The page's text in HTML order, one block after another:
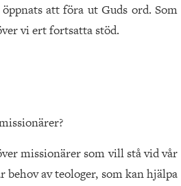
att föra ut Guds ord. Som
vi ert fortsatta stöd.
missionärer som vill stå vid vår
av teologer, som kan hjälpa